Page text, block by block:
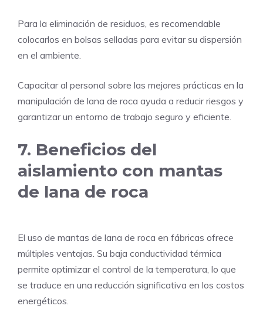
Para la eliminación de residuos, es recomendable
colocarlos en bolsas selladas para evitar su dispersión
en el ambiente.
Capacitar al personal sobre las mejores prácticas en la
manipulación de lana de roca ayuda a reducir riesgos y
garantizar un entorno de trabajo seguro y eficiente.
7. Beneficios del
aislamiento con mantas
de lana de roca
El uso de mantas de lana de roca en fábricas ofrece
múltiples ventajas. Su baja conductividad térmica
permite optimizar el control de la temperatura, lo que
se traduce en una reducción significativa en los costos
energéticos.